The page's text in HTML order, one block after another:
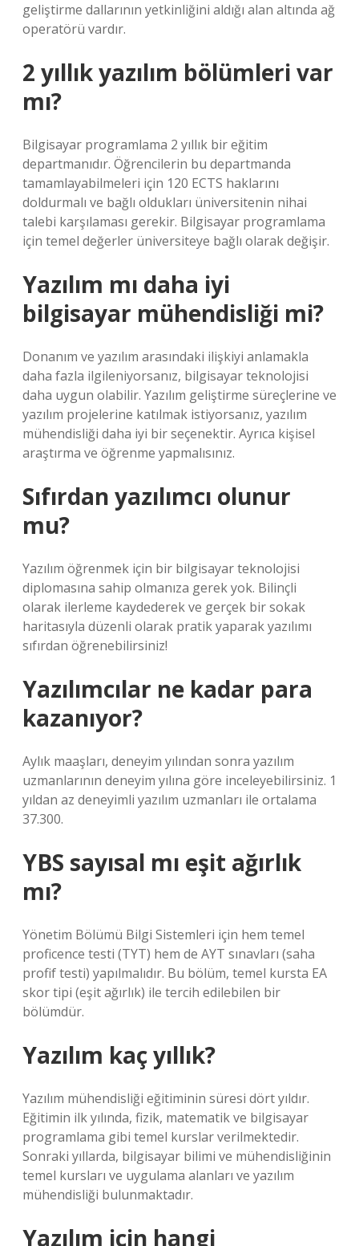
geliştirme dallarının yetkinliğini aldığı alan altında ağ
operatörü vardır.
2 yıllık yazılım bölümleri var
mı?
Bilgisayar programlama 2 yıllık bir eğitim
departmanıdır. Öğrencilerin bu departmanda
tamamlayabilmeleri için 120 ECTS haklarını
doldurmalı ve bağlı oldukları üniversitenin nihai
talebi karşılaması gerekir. Bilgisayar programlama
için temel değerler üniversiteye bağlı olarak değişir.
Yazılım mı daha iyi
bilgisayar mühendisliği mi?
Donanım ve yazılım arasındaki ilişkiyi anlamakla
daha fazla ilgileniyorsanız, bilgisayar teknolojisi
daha uygun olabilir. Yazılım geliştirme süreçlerine ve
yazılım projelerine katılmak istiyorsanız, yazılım
mühendisliği daha iyi bir seçenektir. Ayrıca kişisel
araştırma ve öğrenme yapmalısınız.
Sıfırdan yazılımcı olunur
mu?
Yazılım öğrenmek için bir bilgisayar teknolojisi
diplomasına sahip olmanıza gerek yok. Bilinçli
olarak ilerleme kaydederek ve gerçek bir sokak
haritasıyla düzenli olarak pratik yaparak yazılımı
sıfırdan öğrenebilirsiniz!
Yazılımcılar ne kadar para
kazanıyor?
Aylık maaşları, deneyim yılından sonra yazılım
uzmanlarının deneyim yılına göre inceleyebilirsiniz. 1
yıldan az deneyimli yazılım uzmanları ile ortalama
37.300.
YBS sayısal mı eşit ağırlık
mı?
Yönetim Bölümü Bilgi Sistemleri için hem temel
proficence testi (TYT) hem de AYT sınavları (saha
profif testi) yapılmalıdır. Bu bölüm, temel kursta EA
skor tipi (eşit ağırlık) ile tercih edilebilen bir
bölümdür.
Yazılım kaç yıllık?
Yazılım mühendisliği eğitiminin süresi dört yıldır.
Eğitimin ilk yılında, fizik, matematik ve bilgisayar
programlama gibi temel kurslar verilmektedir.
Sonraki yıllarda, bilgisayar bilimi ve mühendisliğinin
temel kursları ve uygulama alanları ve yazılım
mühendisliği bulunmaktadır.
Yazılım için hangi